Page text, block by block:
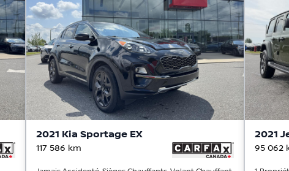
2021 Kia Sportage EX
117 586 km
2021
95 062